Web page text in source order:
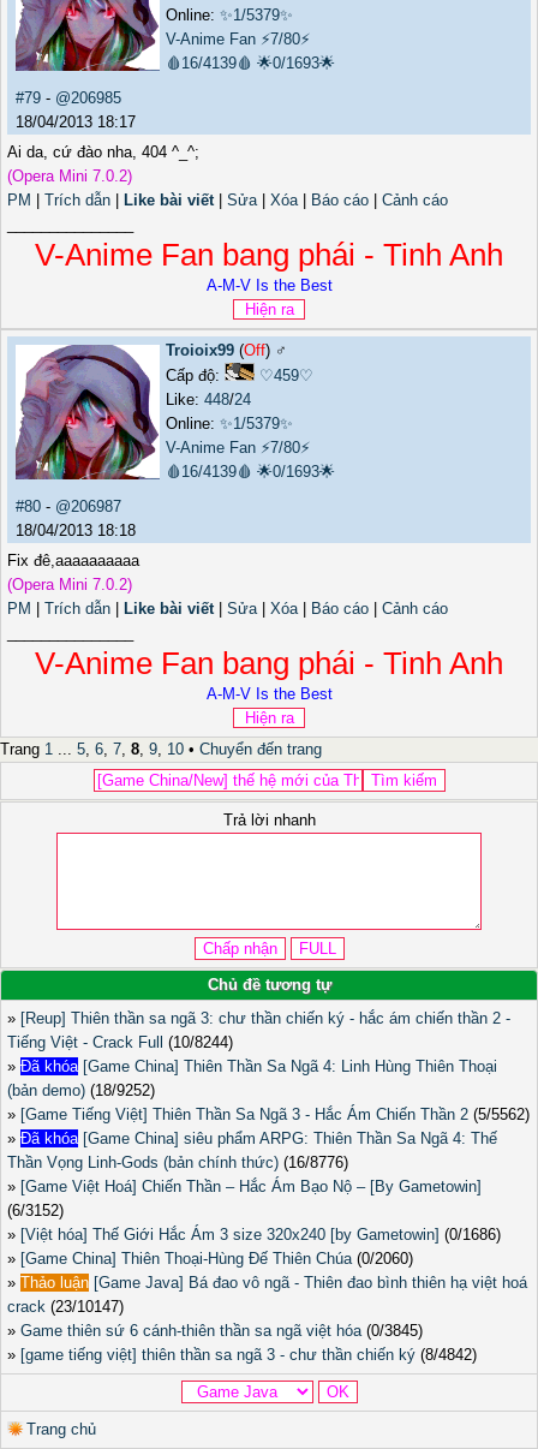
Online: ✨1/5379✨
V-Anime Fan ⚡7/80⚡
🩸16/4139🩸 🌟0/1693🌟
#79 - @206985
18/04/2013 18:17
Ai da, cứ đào nha, 404 ^_^;
(Opera Mini 7.0.2)
PM
Trích dẫn Like bài viết| Sửa| Xóa| Báo cáo
Cảnh cáo
V-Anime Fan bang phái - Tinh Anh
A-M-V Is the Best
Troioix99 (Off) ♂️
Cấp độ:
♡459♡
Like: 448/24
Online: ✨1/5379✨
V-Anime Fan ⚡7/80⚡
🩸16/4139🩸 🌟0/1693🌟
#80 - @206987
18/04/2013 18:18
Fix đê,aaaaaaaaaa
(Opera Mini 7.0.2)
PM
Trích dẫn Like bài viết| Sửa| Xóa| Báo cáo
Cảnh cáo
V-Anime Fan bang phái - Tinh Anh
A-M-V Is the Best
Trang 1 ... 5, 6, 7, 8, 9, 10 • Chuyển đến trang
Trả lời nhanh
Chủ đề tương tự
» [Reup] Thiên thần sa ngã 3: chư thần chiến ký - hắc ám chiến thần 2 -
Tiếng Việt - Crack Full
(10/8244)
» Đã khóa [Game China] Thiên Thần Sa Ngã 4: Linh Hùng Thiên Thoại
(bản demo) (18/9252)
» [Game Tiếng Việt] Thiên Thần Sa Ngã 3 - Hắc Ám Chiến Thần 2 (5/5562)
» Đã khóa [Game China] siêu phẩm ARPG: Thiên Thần Sa Ngã 4: Thế
Thần Vọng Linh-Gods (bản chính thức) (16/8776)
» [Game Việt Hoá] Chiến Thần – Hắc Ám Bạo Nộ – [By Gametowin]
(6/3152)
» [Việt hóa] Thế Giới Hắc Ám 3 size 320x240 [by Gametowin] (0/1686)
» [Game China] Thiên Thoại-Hùng Đế Thiên Chúa(0/2060)
» Thảo luận [Game Java] Bá đao vô ngã - Thiên đao bình thiên hạ việt hoá
crack (23/10147)
» Game thiên sứ 6 cánh-thiên thần sa ngã việt hóa(0/3845)
» [game tiếng việt] thiên thần sa ngã 3 - chư thần chiến ký (8/4842)
Trang chủ